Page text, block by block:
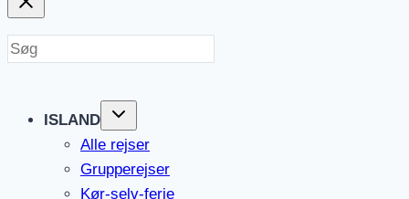
ISLAND
Alle rejser
Grupperejser
Kør-selv-ferie